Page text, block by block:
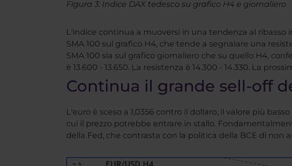
Figura 3: Indice DAX tedesco su grafico H4 e giornaliero
L'indice continua a muoversi in una tendenza al
SMA 100 sul grafico H4, che tende a segnalare una
SMA 100 sia sul grafico giornaliero che su quello H4,
è 13.600 - 13.650. La resistenza è 14.300 - 14.330. La
Continua il grande sell-off
L'euro è sceso a 1,0356 contro il dollaro, il valore più
cui il prezzo potrebbe entrare in stallo.
della Fed, che contrasta con la politica della BCE di non